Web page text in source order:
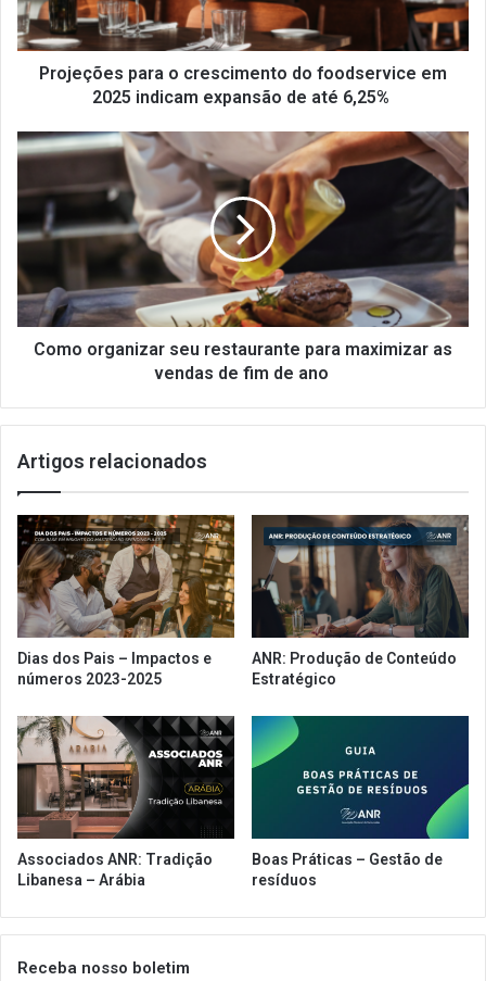
2025
indicam
expansão
6,25%
Projeções para o crescimento do foodservice em
2025 indicam expansão de até 6,25%
Como
organizar
seu
restaurante
para
as
vendas
de
fimComo organizar seu restaurante para maximizar as
vendas de fim de ano
Artigos relacionados
Dias dos Pais – Impactos e
números 2023-2025
ANR: Produção de Conteúdo
Estratégico
Associados ANR: Tradição
Libanesa – Arábia
Boas Práticas – Gestão de
resíduos
Receba nosso boletim